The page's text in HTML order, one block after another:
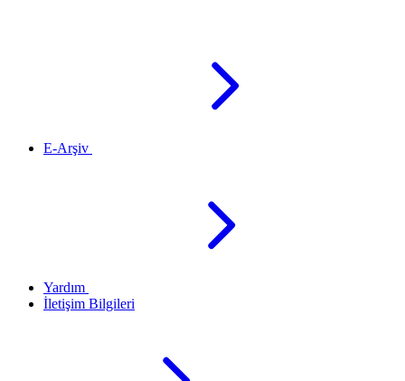
E-Arşiv
Yardım
İletişim Bilgileri